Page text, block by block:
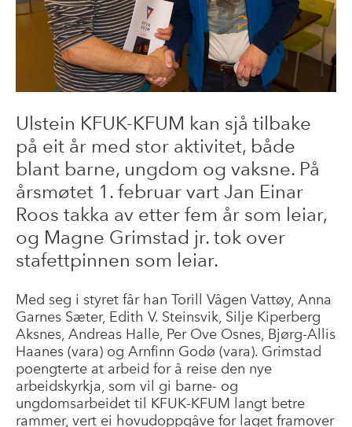
Ulstein KFUK-KFUM kan sjå tilbake
på eit år med stor aktivitet, både
blant barne, ungdom og vaksne. På
årsmøtet 1. februar vart Jan Einar
Roos takka av etter fem år som leiar,
og Magne Grimstad jr. tok over
stafettpinnen som leiar.
Med seg i styret får han Torill Vågen Vattøy, Anna
Garnes Sæter, Edith V. Steinsvik, Silje Kiperberg
Aksnes, Andreas Halle, Per Ove Osnes, Bjørg-Allis
Haanes (vara) og Arnfinn Godø (vara). Grimstad
poengterte at arbeid for å reise den nye
arbeidskyrkja, som vil gi barne- og
ungdomsarbeidet til KFUK-KFUM langt betre
rammer, vert ei hovudoppgåve for laget framover